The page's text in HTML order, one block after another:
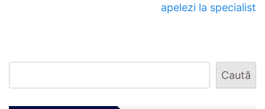
apelezi la specialist
Caută